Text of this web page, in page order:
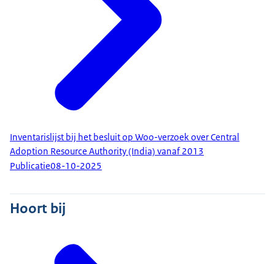
Inventarislijst bij het besluit op Woo-verzoek over Central
Adoption Resource Authority (India) vanaf 2013
Publicatie08-10-2025
Hoort bij